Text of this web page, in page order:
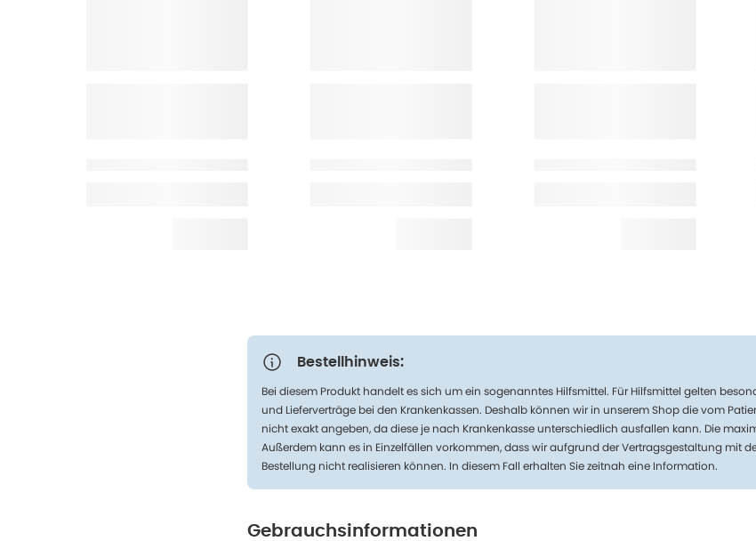
Bestellhinweis:
Bei diesem Produkt handelt es sich um ein sogenanntes Hilfsmittel. Für Hilfsmittel gelten
und Lieferverträge bei den Krankenkassen. Deshalb können wir in unserem Shop die vom
nicht exakt angeben, da diese je nach Krankenkasse unterschiedlich ausfallen kann. Die
Außerdem kann es in Einzelfällen vorkommen, dass wir aufgrund der Vertragsgestaltung mit
Bestellung nicht realisieren können. In diesem Fall erhalten Sie zeitnah eine Information.
Gebrauchsinformationen